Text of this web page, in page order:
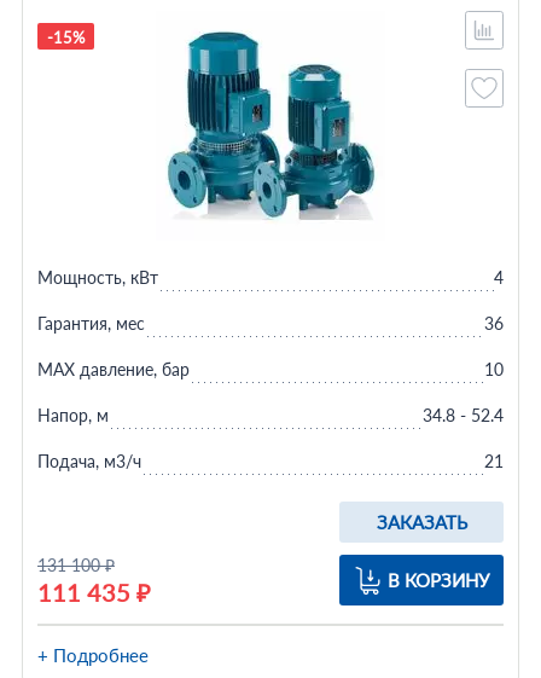
-15%
131 100 ₽
111 435 ₽
ЗАКАЗАТЬ
В КОРЗИНУ
Мощность, кВт 4
Гарантия, мес 36
MAX давление, бар 10
Напор, м 34.8 - 52.4
Подача, м3/ч 21
+ Подробнее